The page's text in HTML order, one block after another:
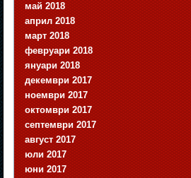
май 2018
април 2018
март 2018
февруари 2018
януари 2018
декември 2017
ноември 2017
октомври 2017
септември 2017
август 2017
юли 2017
юни 2017